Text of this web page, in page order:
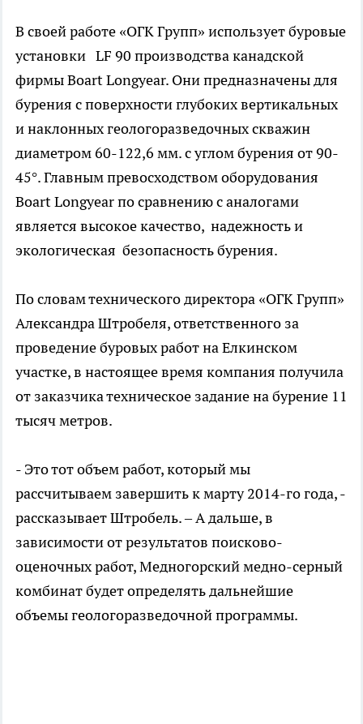
В своей работе «ОГК Групп» использует буровые
установки LF 90 производства канадской
фирмы Boart Longyear. Они предназначены для
бурения с поверхности глубоких вертикальных
и наклонных геологоразведочных скважин
диаметром 60-122,6 мм. с углом бурения от 90-
45°. Главным превосходством оборудования
Boart Longyear по сравнению с аналогами
является высокое качество, надежность и
экологическая безопасность бурения.
По словам технического директора «ОГК Групп»
Александра Штробеля, ответственного за
проведение буровых работ на Елкинском
участке, в настоящее время компания получила
от заказчика техническое задание на бурение 11
тысяч метров.
- Это тот объем работ, который мы
рассчитываем завершить к марту 2014-го года, -
рассказывает Штробель. – А дальше, в
зависимости от результатов поисково-
оценочных работ, Медногорский медно-серный
комбинат будет определять дальнейшие
объемы геологоразведочной программы.